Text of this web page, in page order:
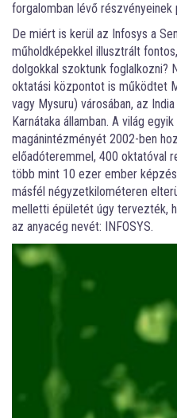
forgalomban lévő részvényeinek
De miért is kerül az Infosys a
műholdképekkel illusztrált
dolgokkal szoktunk foglalkozni?
oktatási központot is működtet
vagy Mysuru) városában, az
Karnátaka államban. A világ
magánintézményét 2002-ben
előadóteremmel, 400 oktatóval
több mint 10 ezer ember
másfél négyzetkilométeren
melletti épületét úgy tervezték,
az anyacég nevét: INFOSYS.